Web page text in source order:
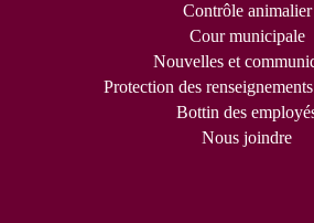
Contrôle animalier
Cour municipale
Nouvelles et
Protection des
Bottin des
Nous joindre